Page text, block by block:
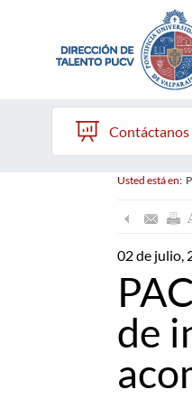
Contáctanos
Usted está en:
02 de julio,
de